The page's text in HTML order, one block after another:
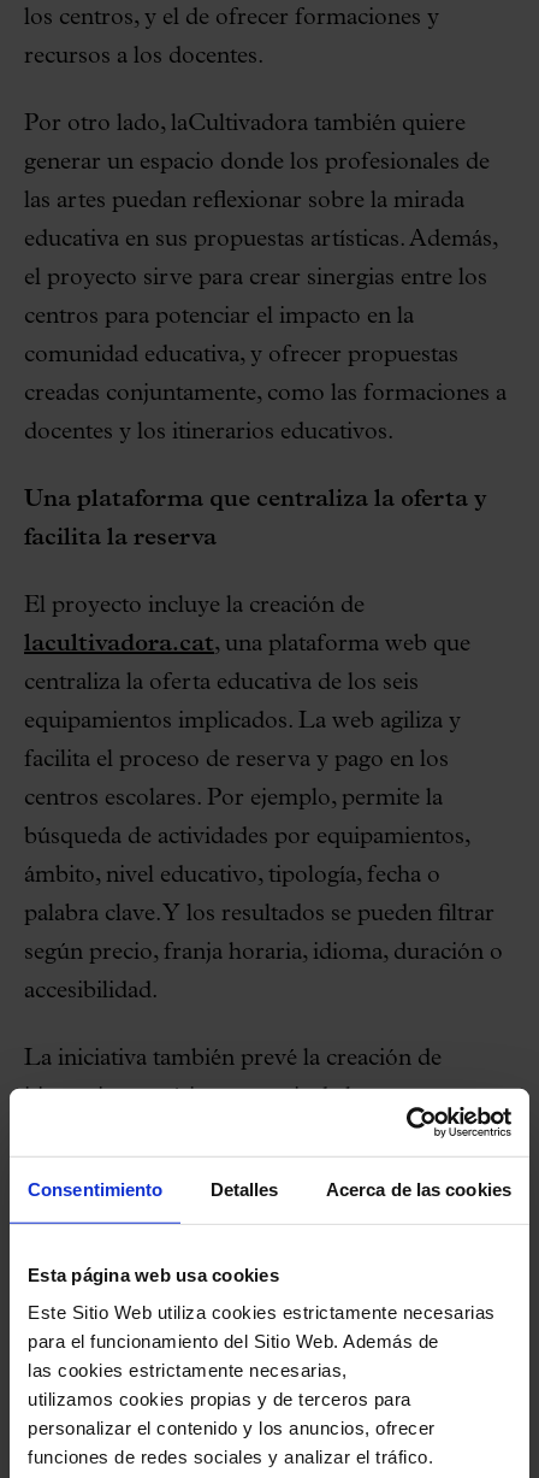
Consentimiento Detalles Acerca de las cookies
Esta página web usa cookies
Este Sitio Web utiliza cookies estrictamente necesarias
para el funcionamiento del Sitio Web. Además de
las cookies estrictamente necesarias,
utilizamos cookies propias y de terceros para
personalizar el contenido y los anuncios, ofrecer
funciones de redes sociales y analizar el tráfico.
los centros, y el de ofrecer formaciones y
recursos a los docentes.
Por otro lado, laCultivadora también quiere
generar un espacio donde los profesionales de
las artes puedan reflexionar sobre la mirada
educativa en sus propuestas artísticas. Además,
el proyecto sirve para crear sinergias entre los
centros para potenciar el impacto en la
comunidad educativa, y ofrecer propuestas
creadas conjuntamente, como las formaciones a
docentes y los itinerarios educativos.
Una plataforma que centraliza la oferta y
facilita la reserva
El proyecto incluye la creación de
lacultivadora.cat, una plataforma web que
centraliza la oferta educativa de los seis
equipamientos implicados. La web agiliza y
facilita el proceso de reserva y pago en los
centros escolares. Por ejemplo, permite la
búsqueda de actividades por equipamientos,
ámbito, nivel educativo, tipología, fecha o
palabra clave. Y los resultados se pueden filtrar
según precio, franja horaria, idioma, duración o
accesibilidad.
La iniciativa también prevé la creación de
programaciones de L'Auditori, el Liceu, el
itinerarios ad hoc con un hilo conductor. El
objetivo es trazar recorridos compartidos,
adaptados a los diferentes niveles educativos, a
partir de las programaciones y propuestas
formativas de los distintos centros.